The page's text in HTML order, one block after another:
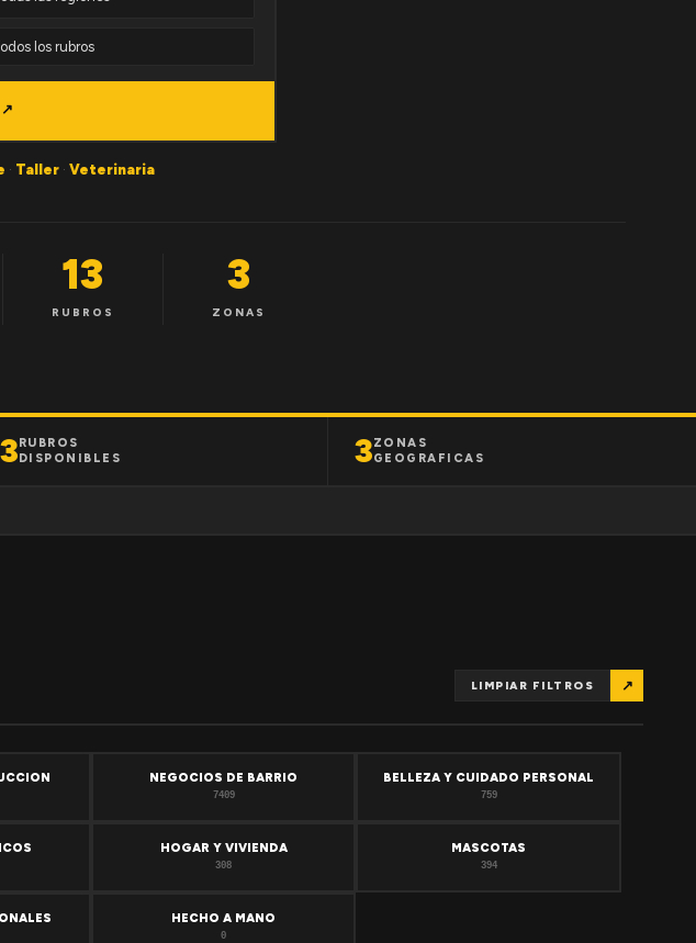
↗
· Taller · Veterinaria
13
RUBROS
3
ZONAS
RUBROS
DISPONIBLES
3ZONAS
GEOGRAFICAS
LIMPIAR FILTROS ↗
NEGOCIOS DE BARRIO
7409
BELLEZA Y CUIDADO PERSONAL
759
HOGAR Y VIVIENDA
308
MASCOTAS
394
HECHO A MANO
0